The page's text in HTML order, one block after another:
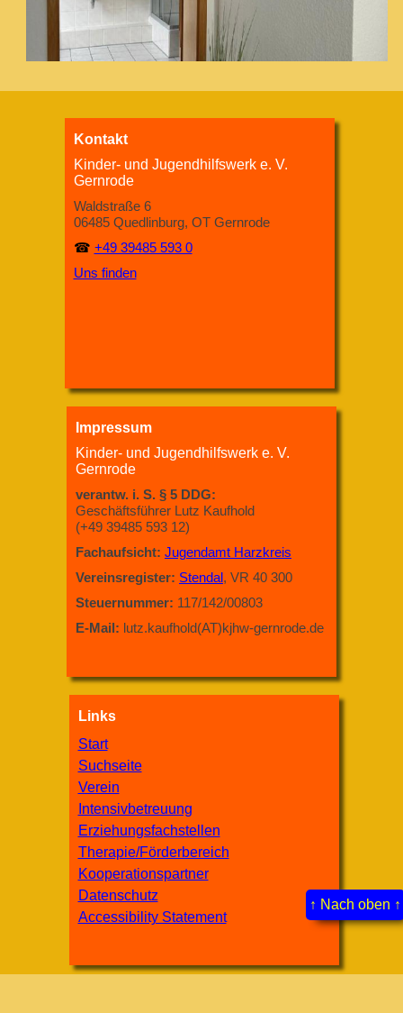
Kontakt
Kinder- und Jugendhilfswerk e. V.
Gernrode
Waldstraße 6
06485 Quedlinburg, OT Gernrode
☎ +49 39485 593 0
Uns finden
Impressum
Kinder- und Jugendhilfswerk e. V.
Gernrode
verantw. i. S. § 5 DDG:
Geschäftsführer Lutz Kaufhold
(+49 39485 593 12)
Fachaufsicht: Jugendamt Harzkreis
Vereinsregister: Stendal , VR 40 300
Steuernummer: 117/142/00803
E-Mail: lutz.kaufhold(AT)kjhw-gernrode.de
Links
Start
Suchseite
Verein
Intensivbetreuung
Erziehungsfachstellen
Therapie/Förderbereich
Kooperationspartner
Datenschutz
Accessibility Statement
↑ Nach oben ↑